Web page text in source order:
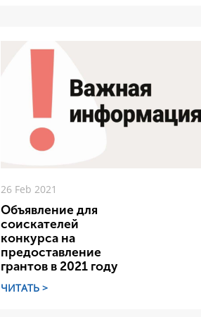
26 Feb 2021
Объявление для
соискателей
конкурса на
предоставление
грантов в 2021 году
ЧИТАТЬ >